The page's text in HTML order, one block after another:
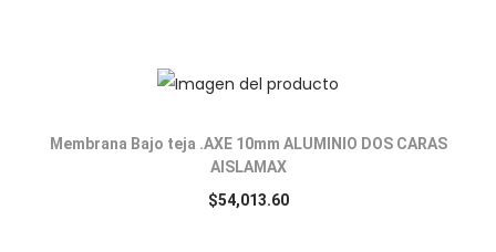
Membrana Bajo teja .AXE 10mm ALUMINIO DOS CARAS
AISLAMAX
$54,013.60